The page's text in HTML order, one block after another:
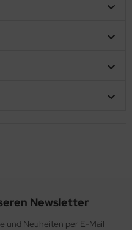
Newsletter
und Neuheiten per E-Mail